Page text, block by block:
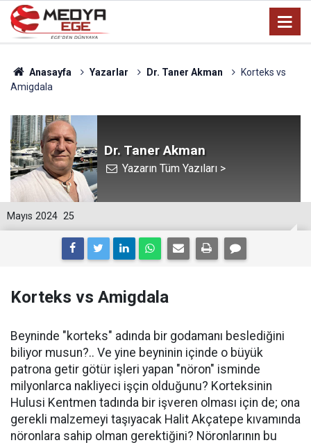
Anasayfa Yazarlar Dr. Taner Akman
Korteks vs
Amigdala
Dr. Taner Akman
Yazarın Tüm Yazıları >
25
Mayıs 2024
Korteks vs Amigdala
Beyninde "korteks" adında bir godamanı beslediğini
biliyor musun?.. Ve yine beyninin içinde o büyük
patrona getir götür işleri yapan "nöron" isminde
milyonlarca nakliyeci işçin olduğunu? Korteksinin
Hulusi Kentmen tadında bir işveren olması için de; ona
gerekli malzemeyi taşıyacak Halit Akçatepe kıvamında
nöronlara sahip olman gerektiğini? Nöronlarının bu